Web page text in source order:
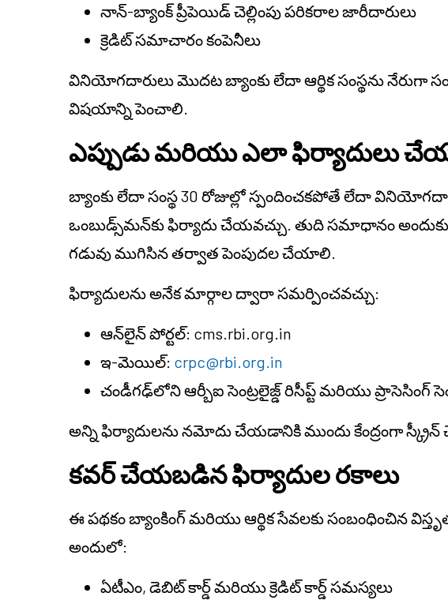
నాన్-బ్యాంక్ ప్రీపెయిడ్ చెల్లింపు పరికరాల జారీదారులు
క్రెడిట్ సమాచారం కంపెనీలు
వినియోగదారులు మొదట బ్యాంకు లేదా ఆర్థిక సంస్థను నేరుగా
విషయాన్ని పెంచాలి.
ఎప్పుడు మరియు ఎలా ఫిర్యాదులు
బ్యాంకు లేదా సంస్థ 30 రోజుల్లో స్పందించకపోతే లేదా
ఒంబుడ్స్‌మన్‌కు ఫిర్యాదు చేయవచ్చు. తుది సమాధానం
గడువు ముగిసిన తర్వాత పెంపుదల చేయాలి.
ఫిర్యాదులను అనేక మార్గాల ద్వారా సమర్పించవచ్చు:
ఆన్‌లైన్ పోర్టల్: cms.rbi.org.in
ఇ-మెయిల్: crpc@rbi.org.in
చండీగఢ్‌లోని ఆర్బీఐ సెంట్రలైజ్డ్ రిసీప్ట్ మరియు ప్రాసెసింగ్
అన్ని ఫిర్యాదులను నమోదు చేయడానికి ముందు కేంద్రంగా స్క్రీన్
కవర్ చేయబడిన ఫిర్యాదుల రకాలు
ఈ పథకం బ్యాంకింగ్ మరియు ఆర్థిక సేవలకు సంబంధించిన
అందులో:
ఏటీఎం, డెబిట్ కార్డ్ మరియు క్రెడిట్ కార్డ్ సమస్యలు